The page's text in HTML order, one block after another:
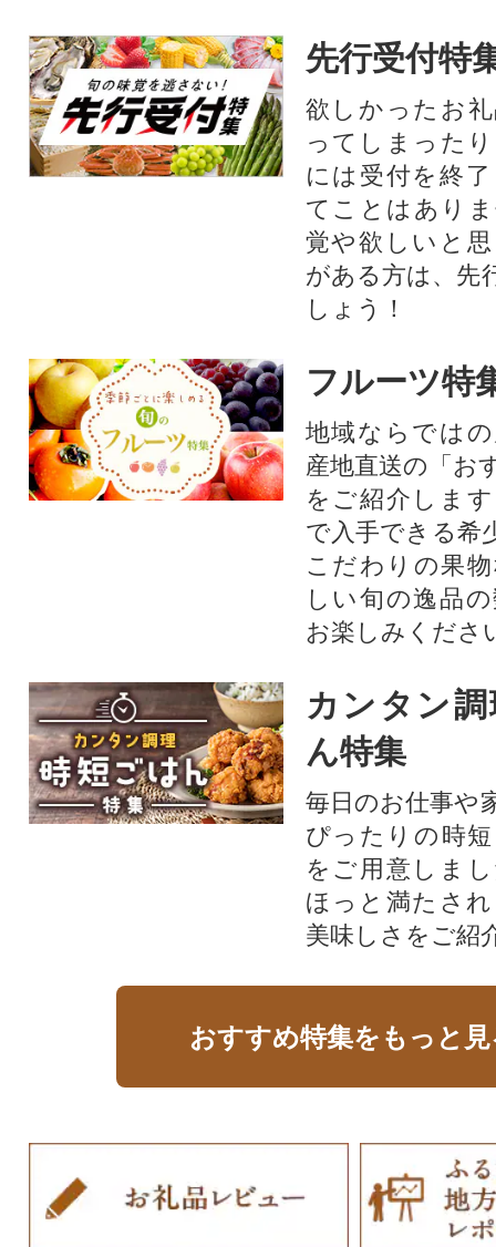
先行受付特
欲しかったお
ってしまった
には受付を終
てことはあり
覚や欲しいと
がある方は、先
しょう！
フルーツ特
地域ならでは
産地直送の「お
をご紹介しま
で入手できる希
こだわりの果
しい旬の逸品
お楽しみくださ
カンタン
ん特集
毎日のお仕事や
ぴったりの時
をご用意しま
ほっと満たさ
美味しさをご紹
おすすめ特集をもっと